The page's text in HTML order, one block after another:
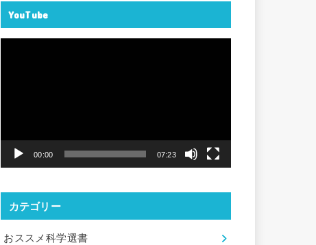
YouTube
ヤ
00:00 07:23
カテゴリー
おススメ科学選書